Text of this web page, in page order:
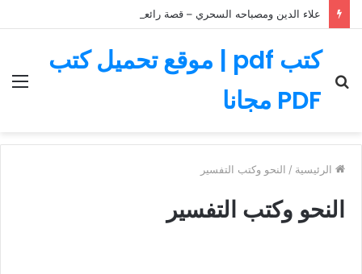
علاء الدين ومصباحه السحري – قصة رائعة مليئة بالمغامرات
كتب pdf | موقع تحميل كتب
PDF مجاناعن
الرئيسية / النحو وكتب التفسير
النحو وكتب التفسير